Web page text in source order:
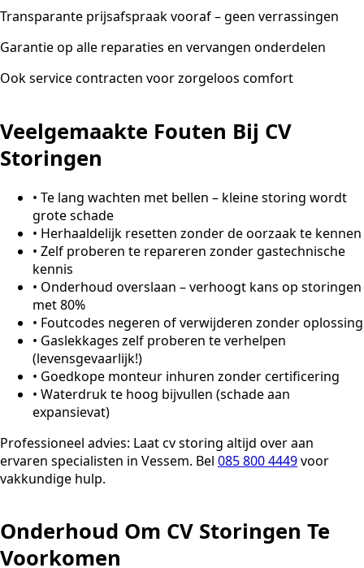
Transparante prijsafspraak vooraf – geen verrassingen
Garantie op alle reparaties en vervangen onderdelen
Ook service contracten voor zorgeloos comfort
Veelgemaakte Fouten Bij CV
Storingen
• Te lang wachten met bellen – kleine storing wordt
grote schade
• Herhaaldelijk resetten zonder de oorzaak te kennen
• Zelf proberen te repareren zonder gastechnische
kennis
• Onderhoud overslaan – verhoogt kans op storingen
met 80%
• Foutcodes negeren of verwijderen zonder oplossing
• Gaslekkages zelf proberen te verhelpen
(levensgevaarlijk!)
• Goedkope monteur inhuren zonder certificering
• Waterdruk te hoog bijvullen (schade aan
expansievat)
Professioneel advies: Laat cv storing altijd over aan
ervaren specialisten in Vessem. Bel 085 800 4449voor
vakkundige hulp.
Onderhoud Om CV Storingen Te
Voorkomen